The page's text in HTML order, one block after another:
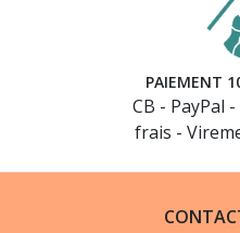
PAIEMENT
CB - PayPal
frais -